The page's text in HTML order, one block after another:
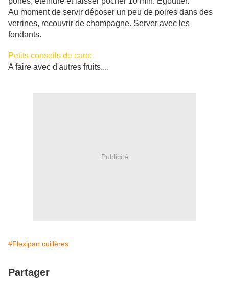
Au moment de servir déposer un peu de poires dans des
verrines, recouvrir de champagne. Server avec les
fondants.
Petits conseils de caro:
A faire avec d'autres fruits....
Publicité
#Flexipan cuillères
Partager